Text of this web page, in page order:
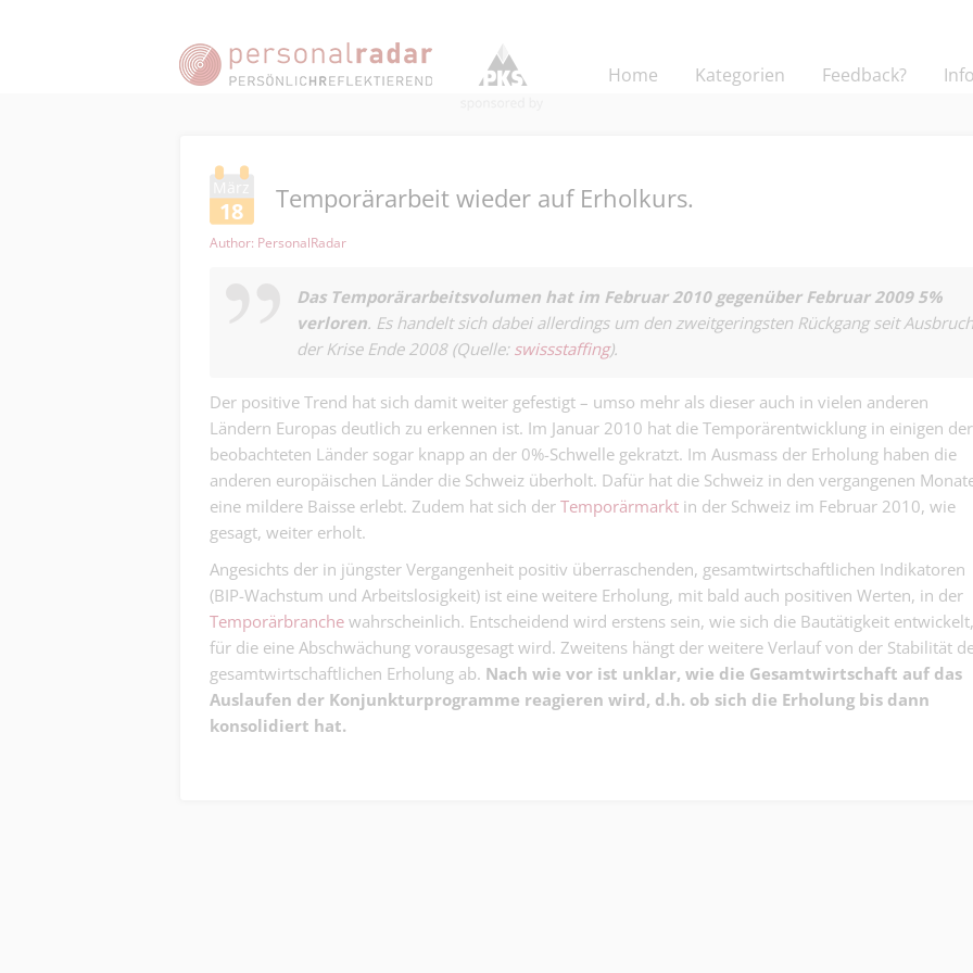
Home Kategorien Feedback? Info
März
18 Temporärarbeit wieder auf Erholkurs.
Author: PersonalRadar
Das Temporärarbeitsvolumen hat im Februar 2010 gegenüber Februar 2009 5%
verloren. Es handelt sich dabei allerdings um den zweitgeringsten Rückgang seit Ausbruch
der Krise Ende 2008 (Quelle: swissstaffing).
Der positive Trend hat sich damit weiter gefestigt – umso mehr als dieser auch in vielen anderen
Ländern Europas deutlich zu erkennen ist. Im Januar 2010 hat die Temporärentwicklung in einigen der
beobachteten Länder sogar knapp an der 0%-Schwelle gekratzt. Im Ausmass der Erholung haben die
anderen europäischen Länder die Schweiz überholt. Dafür hat die Schweiz in den vergangenen
eine mildere Baisse erlebt. Zudem hat sich der Temporärmarktin der Schweiz im Februar 2010, wie
gesagt, weiter erholt.
Angesichts der in jüngster Vergangenheit positiv überraschenden, gesamtwirtschaftlichen Indikatoren
(BIP-Wachstum und Arbeitslosigkeit) ist eine weitere Erholung, mit bald auch positiven Werten, in der
Temporärbranchewahrscheinlich. Entscheidend wird erstens sein, wie sich die Bautätigkeit entwickelt,
für die eine Abschwächung vorausgesagt wird. Zweitens hängt der weitere Verlauf von der Stabilität
gesamtwirtschaftlichen Erholung ab. Nach wie vor ist unklar, wie die Gesamtwirtschaft auf das
Auslaufen der Konjunkturprogramme reagieren wird, d.h. ob sich die Erholung bis dann
konsolidiert hat.
(w/m/d) für
Kaufmännisch | Basel
Quereinstieg in
(Region Basel).
Zolldeklarant/
Export 50% -
Export oder
den Überblick
Sie hier..
Logistik - Spedition |
Kalkulator:in
das Projekt
raus….
Fachperson
g 100 % –
Griff.
Blick....
Finanz | Basel